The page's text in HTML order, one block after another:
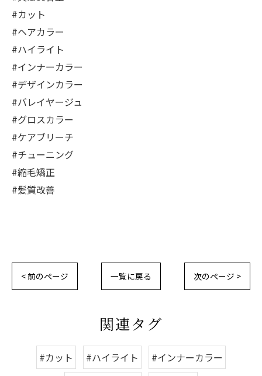
#カット
#ヘアカラー
#ハイライト
#インナーカラー
#デザインカラー
#バレイヤージュ
#グロスカラー
#ケアブリーチ
#チューニング
#縮毛矯正
#髪質改善
< 前のページ 一覧に戻る 次のページ >
関連タグ
#カット #ハイライト
#インナーカラー